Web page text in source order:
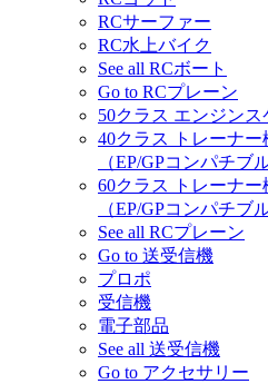
RCサーファー
RC水上バイク
See all RCボート
Go to RCプレーン
50クラス エンジン
40クラス トレーナ
（EP/GPコンパチブル
60クラス トレーナ
（EP/GPコンパチブル
See all RCプレーン
Go to 送受信機
プロポ
受信機
電子部品
See all 送受信機
Go to アクセサリー